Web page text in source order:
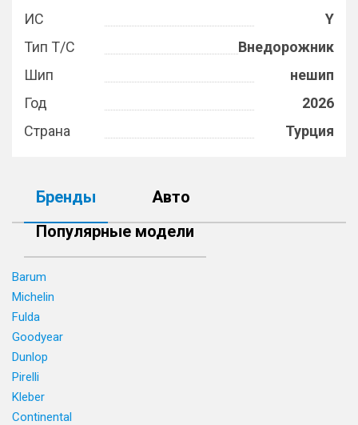
ИС
Y
Тип Т/С
Внедорожник
Шип
нешип
Год
2026
Страна
Турция
Бренды
Авто
Популярные модели
Barum
Michelin
Fulda
Goodyear
Dunlop
Pirelli
Kleber
Continental